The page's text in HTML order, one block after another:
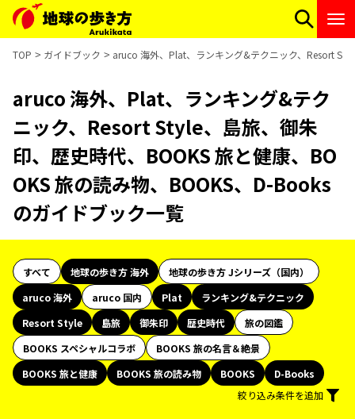
TOP ガイドブック aruco 海外、Plat、ランキング&テクニック、Resort
aruco 海外、Plat、ランキング&テク
ニック、Resort Style、島旅、御朱
印、歴史時代、BOOKS 旅と健康、BO
OKS 旅の読み物、BOOKS、D-Books
のガイドブック一覧
すべて 地球の歩き方 海外
地球の歩き方 Jシリーズ（国内）
aruco 海外
aruco 国内 Plat
ランキング&テクニック
Resort Style
島旅 御朱印 歴史時代
旅の図鑑
BOOKS スペシャルコラボ
BOOKS 旅の名言＆絶景
BOOKS 旅と健康
BOOKS 旅の読み物 BOOKS
D-Books
絞り込み条件を追加